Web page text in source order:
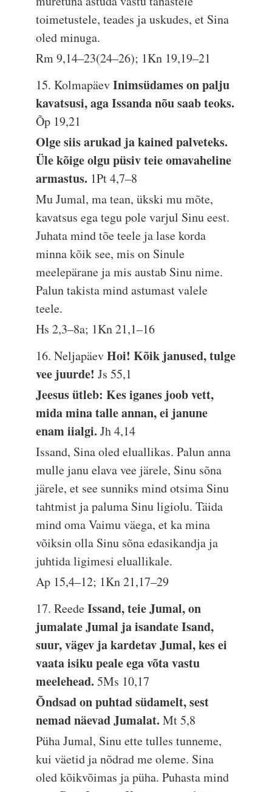
toimetustele, teades ja uskudes, et Sina
oled minuga.
Rm 9,14–23(24–26); 1Kn 19,19–21
15. KolmapäevInimsüdames on palju
kavatsusi, aga Issanda nõu saab teoks.
Õp 19,21
Olge siis arukad ja kained palveteks.
Üle kõige olgu püsiv teie omavaheline
armastus. 1Pt 4,7–8
Mu Jumal, ma tean, ükski mu mõte,
kavatsus ega tegu pole varjul Sinu eest.
Juhata mind tõe teele ja lase korda
minna kõik see, mis on Sinule
meelepärane ja mis austab Sinu nime.
Palun takista mind astumast valele
teele.
Hs 2,3–8a; 1Kn 21,1–16
16. NeljapäevHoi! Kõik janused, tulge
vee juurde!Js 55,1
Jeesus ütleb: Kes iganes joob vett,
mida mina talle annan, ei janune
enam iialgi.Jh 4,14
Issand, Sina oled eluallikas. Palun anna
mulle janu elava vee järele, Sinu sõna
järele, et see sunniks mind otsima Sinu
tahtmist ja paluma Sinu ligiolu. Täida
mind oma Vaimu väega, et ka mina
võiksin olla Sinu sõna edasikandja ja
juhtida ligimesi eluallikale.
Ap 15,4–12; 1Kn 21,17–29
17. ReedeIssand, teie Jumal, on
jumalate Jumal ja isandate Isand,
suur, vägev ja kardetav Jumal, kes ei
vaata isiku peale ega võta vastu
meelehead.5Ms 10,17
Õndsad on puhtad südamelt, sest
nemad näevad Jumalat.Mt 5,8
Püha Jumal, Sinu ette tulles tunneme,
kui väetid ja nõdrad me oleme. Sina
oled kõikvõimas ja püha. Puhasta mind